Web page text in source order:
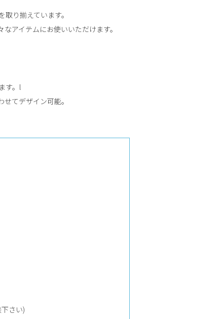
り揃えています。
アイテムにお使いいただけます。
す。l
てデザイン可能。
さい)